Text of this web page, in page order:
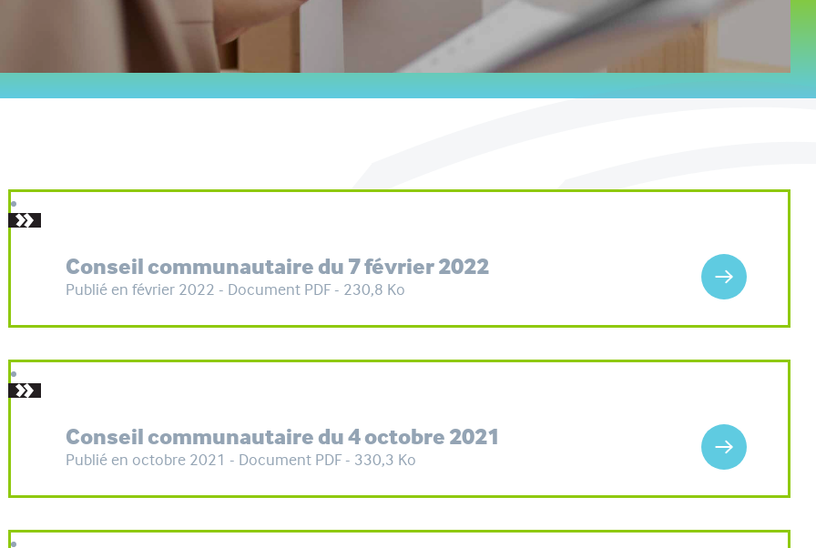
Conseil communautaire du 7 février 2022
Publié en février 2022 - Document PDF - 230,8 Ko
Conseil communautaire du 4 octobre 2021
Publié en octobre 2021 - Document PDF - 330,3 Ko